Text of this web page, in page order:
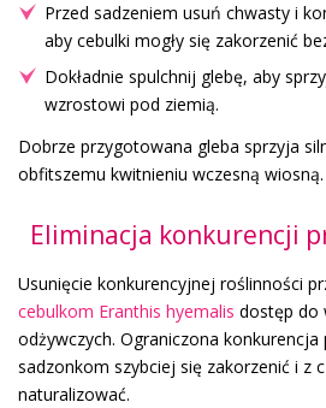
Przed sadzeniem usuń chwasty i
aby cebulki mogły się zakorzenić
Dokładnie spulchnij glebę, aby
wzrostowi pod ziemią.
Dobrze przygotowana gleba sprzyja
obfitszemu kwitnieniu wczesną wiosną.
Eliminacja konkurencji
Usunięcie konkurencyjnej roślinności
cebulkom Eranthis hyemalis dostęp do
odżywczych. Ograniczona konkurencja
sadzonkom szybciej się zakorzenić i z
naturalizować.